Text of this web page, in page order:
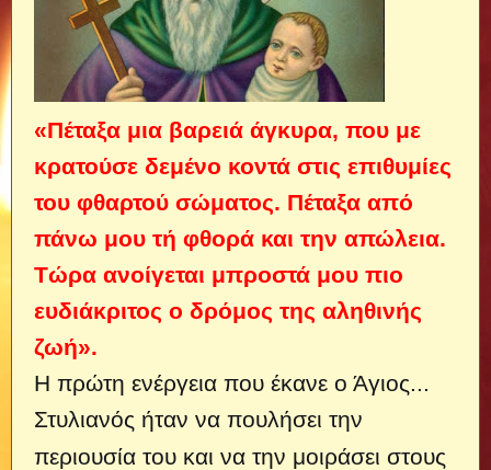
«Πέταξα μια βαρειά άγκυρα, που με
κρατού­σε δεμένο κοντά στις επιθυμίες
του φθαρτού σώματος. Πέταξα από
πάνω μου τή φθορά και την απώλεια.
Τώρα ανοίγεται μπροστά μου πιο
ευδιάκριτος ο δρόμος της αληθινής
ζωή».
H πρώτη ενέργεια που έκανε ο Άγιος...
Στυλιανός ήταν να πουλήσει την
περιουσία του και να την μοιράσει στους